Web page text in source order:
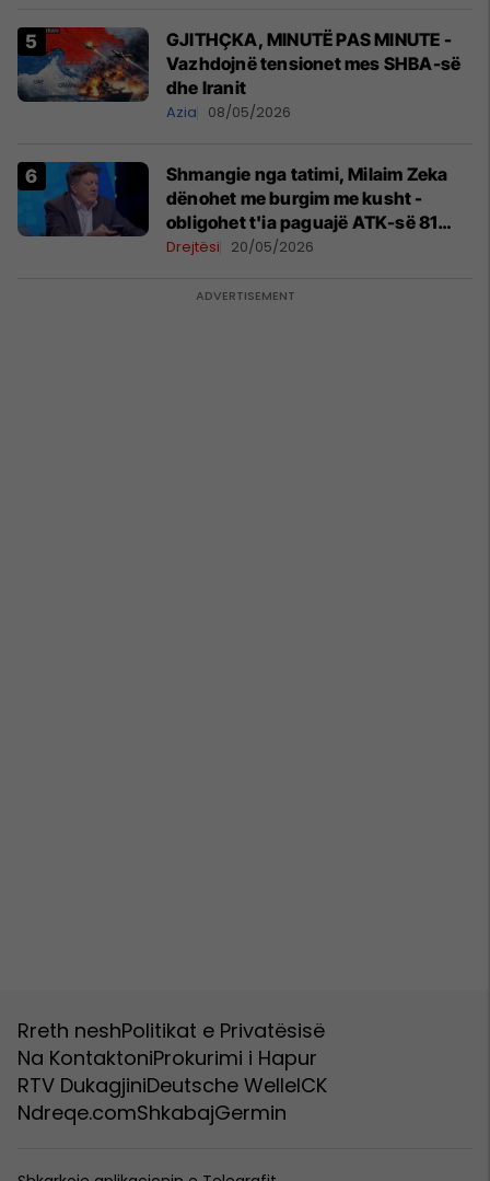
GJITHÇKA, MINUTË PAS MINUTE -
Vazhdojnë tensionet mes SHBA-së
dhe Iranit
Azia 08/05/2026
Shmangie nga tatimi, Milaim Zeka
dënohet me burgim me kusht -
obligohet t'ia paguajë ATK-së 81
mijë euro
Drejtësi 20/05/2026
Rreth neshPolitikat e Privatësisë
Na KontaktoniProkurimi i Hapur
RTV DukagjiniDeutsche WelleICK
Ndreqe.comShkabajGermin